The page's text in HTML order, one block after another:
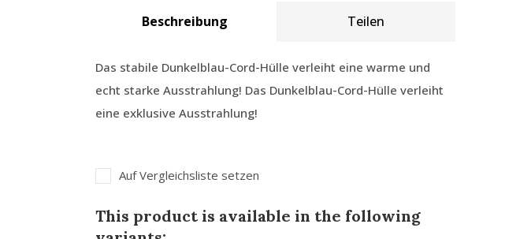
Beschreibung Teilen
Das stabile Dunkelblau-Cord-Hülle verleiht eine warme und
echt starke Ausstrahlung! Das Dunkelblau-Cord-Hülle verleiht
eine exklusive Ausstrahlung!
Auf Vergleichsliste setzen
This product is available in the following